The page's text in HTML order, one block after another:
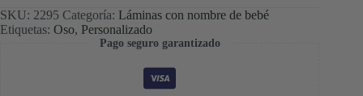
SKU: 2295 Categoría: Láminas con nombre de bebé
Etiquetas: Oso, Personalizado
Pago seguro garantizado